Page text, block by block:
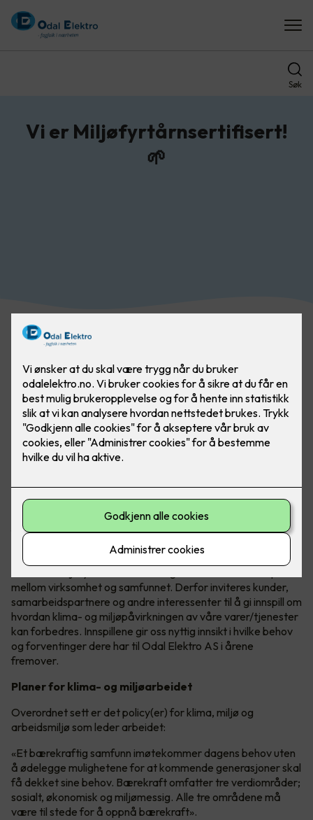
Søk
Vi er Miljøfyrtårnsertifisert!
🌱
Odal Elektro AS ønsker innspill til klima-
Odal Elektro AS skal bidra til et mer bærekraftig samfunn og
tar derfor ansvar for vår miljøpåvirkning. En viktig del av
arbeidet er å være Miljøfyrtårn-sertifisert. Det betyr at vi
har etablert et miljøledelsessystem som styrer klima- og
miljøarbeidet og hjelper oss med kontinuerlig forbedring.
Sertifiseringen inneholder også konkrete krav som må
og transport. Hvert år innrapporterer vi tall for våre
aktiviteter som resulterer i et klimaregnskap, samt resultater
og statistikk. Denne informasjonen gir god oversikt over
framgang og forbedringspotensial, og gjøres offentlig
mellom virksomhet og samfunnet. Derfor inviteres kunder,
samarbeidspartnere og andre interessenter til å gi innspill om
hvordan klima- og miljøpåvirkningen av våre varer/tjenester
kan forbedres. Innspillene gir oss nyttig innsikt i hvilke behov
og forventinger dere har til Odal Elektro AS i årene
fremover.
Planer for klima- og miljøarbeidet
Overordnet sett er det policy(er) for klima, miljø og
arbeidsmiljø som leder arbeidet:
«Et bærekraftig samfunn imøtekommer dagens behov uten
å ødelegge mulighetene for at kommende generasjoner skal
få dekket sine behov. Bærekraft omfatter tre verdiområder;
sosialt, økonomisk og miljømessig. Alle tre områdene må
være til stede for å oppnå bærekraft».